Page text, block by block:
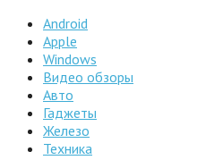
Android
Apple
Windows
Видео обзоры
Авто
Гаджеты
Железо
Техника